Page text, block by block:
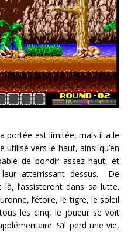
portée est limitée, mais il a le
vers le haut, ainsi qu’en
de bondir assez haut, et
leur atterrissant dessus. De
l’assisteront dans sa lutte.
l’étoile, le tigre, le soleil
les cinq, le joueur se voit
S’il perd une vie,